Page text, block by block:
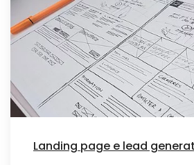
Landing page e lead